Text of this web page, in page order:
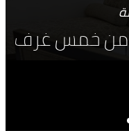
من خمس غرف